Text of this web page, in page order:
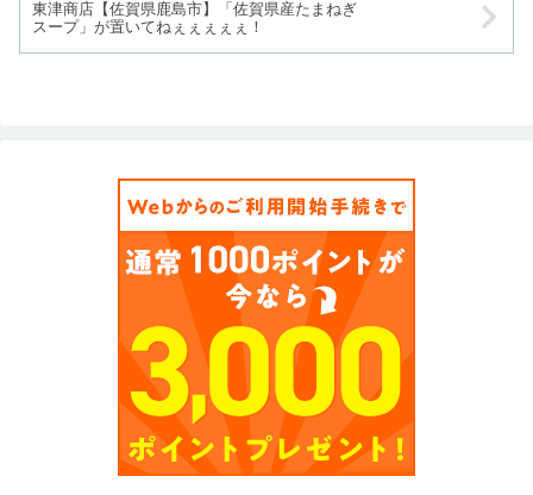
東津商店【佐賀県鹿島市】「佐賀県産たまねぎ
スープ」が置いてねぇぇぇぇぇ！